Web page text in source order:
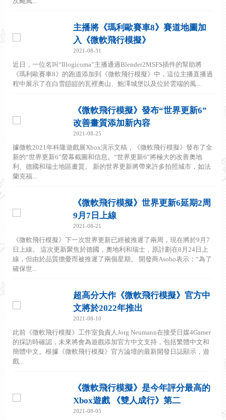
主播將《瑪利歐賽車8》賽道地圖加
入《微軟飛行模擬》
2021-08-31
近日，一位名叫“Illogicoma”主播通過Blender2MSFS插件的幫助將
《瑪利歐賽車8》的跑道添加到《微軟飛行模擬》中，這位主播直播過
程中展示了在白雪皚皚的瓦裡奧山、鮑澤城堡以及位於雲端的風...
《微軟飛行模擬》發布“世界更新6”
改善畫質添加新內容
2021-08-25
據微軟2021年科隆遊戲展Xbox演示文稿，《微軟飛行模擬》發布了全
新的“世界更新6”螢幕截圖和信息。“世界更新6”將極大的改善奧地
利、德國和瑞士地區畫質。 新的世界更新將帶來許多拍照城市，如法
蘭克福...
《微軟飛行模擬》世界更新6延期2周
9月7日上線
2021-08-21
《微軟飛行模擬》下一次世界更新已經被推遲了兩周，現在將於9月7
日上線。 這次更新聚焦於德國，奧地利和瑞士，原計劃在8月24日上
線，但由於品質擔憂而被推遲了兩個星期。 開發商Asobo表示：“為了
確保世...
超高分大作《微軟飛行模擬》官方中
文將於2022年推出
2021-08-10
此前《微軟飛行模擬》工作室負責人Jorg Neumann在接受日媒4Gamer
的採訪時確認，未來將會為遊戲添加官方中文支持，包括繁體中文和
簡體中文。根據《微軟飛行模擬》官方論壇的最新開發日誌顯示，遊
戲...
《微軟飛行模擬》是今年評分最高的
Xbox遊戲 《雙人成行》第二
2021-08-05